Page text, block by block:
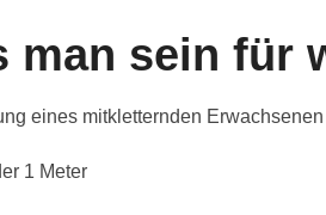
man sein für
eines mitkletternden
Meter